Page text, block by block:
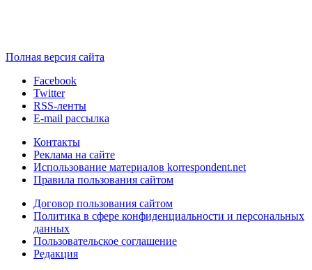
Полная версия сайта
Facebook
Twitter
RSS-ленты
E-mail рассылка
Контакты
Реклама на сайте
Использование материалов korrespondent.net
Правила пользования сайтом
Договор пользования сайтом
Политика в сфере конфиденциальности и персональных
данных
Пользовательское соглашение
Редакция